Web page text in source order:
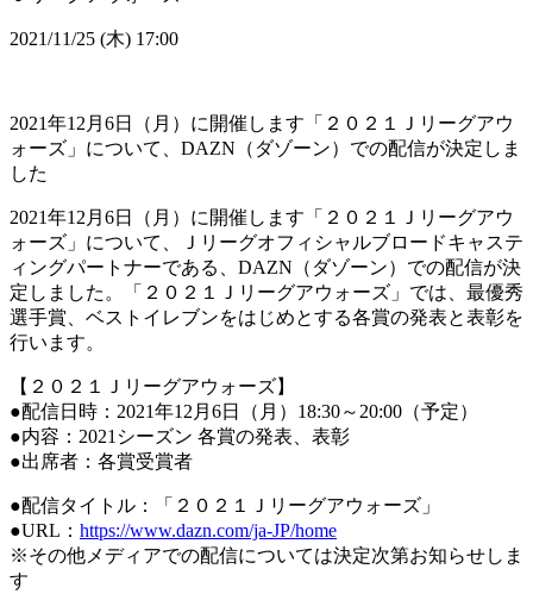
2021/11/25 (木) 17:00
2021年12月6日（月）に開催します「２０２１Ｊリーグアウ
ォーズ」について、DAZN（ダゾーン）での配信が決定しま
した
2021年12月6日（月）に開催します「２０２１Ｊリーグアウ
ォーズ」について、Ｊリーグオフィシャルブロードキャステ
ィングパートナーである、DAZN（ダゾーン）での配信が決
定しました。「２０２１Ｊリーグアウォーズ」では、最優秀
選手賞、ベストイレブンをはじめとする各賞の発表と表彰を
行います。
【２０２１Ｊリーグアウォーズ】
●配信日時：2021年12月6日（月）18:30～20:00（予定）
●内容：2021シーズン 各賞の発表、表彰
●出席者：各賞受賞者
●配信タイトル：「２０２１Ｊリーグアウォーズ」
●URL： https://www.dazn.com/ja-JP/home
※その他メディアでの配信については決定次第お知らせしま
す